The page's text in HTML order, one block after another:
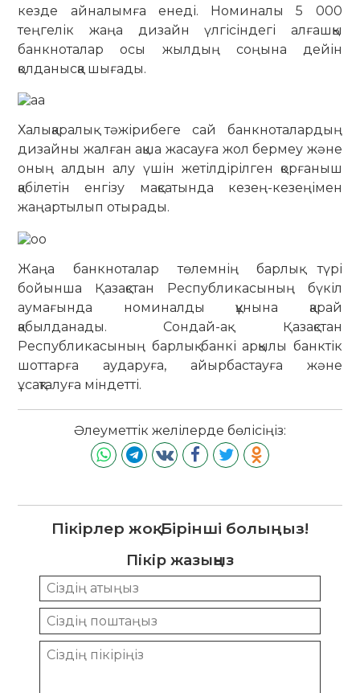
кезде айналымға енеді. Номиналы 5 000
теңгелік жаңа дизайн үлгісіндегі алғашқы
банкноталар осы жылдың соңына дейін
қолданысқа шығады.
Халықаралық тәжірибеге сай банкноталардың
дизайны жалған ақша жасауға жол бермеу және
оның алдын алу үшін жетілдірілген қорғаныш
қабілетін енгізу мақсатында кезең-кезеңімен
жаңартылып отырады.
Жаңа банкноталар төлемнің барлық түрі
бойынша Қазақстан Республикасының бүкіл
аумағында номиналды құнына қарай
қабылданады. Сондай-ақ Қазақстан
Республикасының барлық банкі арқылы банктік
шоттарға аударуға, айырбастауға және
ұсақталуға міндетті.
Әлеуметтік желілерде бөлісіңіз:
Пікірлер жоқ. Бірінші болыңыз!
Пікір жазыңыз